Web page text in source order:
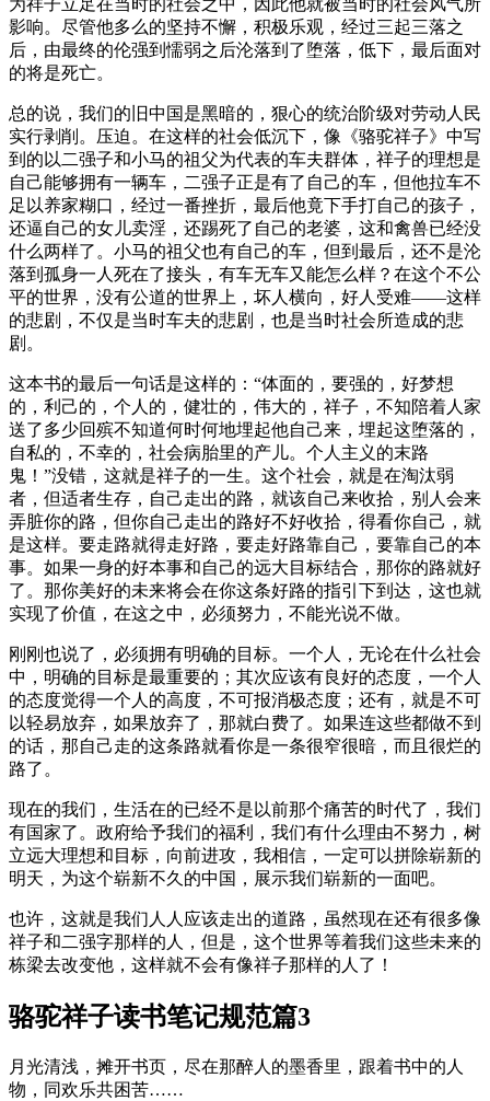
为祥子立足在当时的社会之中，因此他就被当时的社会风气所
影响。尽管他多么的坚持不懈，积极乐观，经过三起三落之
后，由最终的伦强到懦弱之后沦落到了堕落，低下，最后面对
的将是死亡。
总的说，我们的旧中国是黑暗的，狠心的统治阶级对劳动人民
实行剥削。压迫。在这样的社会低沉下，像《骆驼祥子》中写
到的以二强子和小马的祖父为代表的车夫群体，祥子的理想是
自己能够拥有一辆车，二强子正是有了自己的车，但他拉车不
足以养家糊口，经过一番挫折，最后他竟下手打自己的孩子，
还逼自己的女儿卖淫，还踢死了自己的老婆，这和禽兽已经没
什么两样了。小马的祖父也有自己的车，但到最后，还不是沦
落到孤身一人死在了接头，有车无车又能怎么样？在这个不公
平的世界，没有公道的世界上，坏人横向，好人受难——这样
的悲剧，不仅是当时车夫的悲剧，也是当时社会所造成的悲
剧。
这本书的最后一句话是这样的：“体面的，要强的，好梦想
的，利己的，个人的，健壮的，伟大的，祥子，不知陪着人家
送了多少回殡不知道何时何地埋起他自己来，埋起这堕落的，
自私的，不幸的，社会病胎里的产儿。个人主义的末路
鬼！”没错，这就是祥子的一生。这个社会，就是在淘汰弱
者，但适者生存，自己走出的路，就该自己来收拾，别人会来
弄脏你的路，但你自己走出的路好不好收拾，得看你自己，就
是这样。要走路就得走好路，要走好路靠自己，要靠自己的本
事。如果一身的好本事和自己的远大目标结合，那你的路就好
了。那你美好的未来将会在你这条好路的指引下到达，这也就
实现了价值，在这之中，必须努力，不能光说不做。
刚刚也说了，必须拥有明确的目标。一个人，无论在什么社会
中，明确的目标是最重要的；其次应该有良好的态度，一个人
的态度觉得一个人的高度，不可报消极态度；还有，就是不可
以轻易放弃，如果放弃了，那就白费了。如果连这些都做不到
的话，那自己走的这条路就看你是一条很窄很暗，而且很烂的
路了。
现在的我们，生活在的已经不是以前那个痛苦的时代了，我们
有国家了。政府给予我们的福利，我们有什么理由不努力，树
立远大理想和目标，向前进攻，我相信，一定可以拼除崭新的
明天，为这个崭新不久的中国，展示我们崭新的一面吧。
也许，这就是我们人人应该走出的道路，虽然现在还有很多像
祥子和二强字那样的人，但是，这个世界等着我们这些未来的
栋梁去改变他，这样就不会有像祥子那样的人了！
骆驼祥子读书笔记规范篇3
月光清浅，摊开书页，尽在那醉人的墨香里，跟着书中的人
物，同欢乐共困苦……